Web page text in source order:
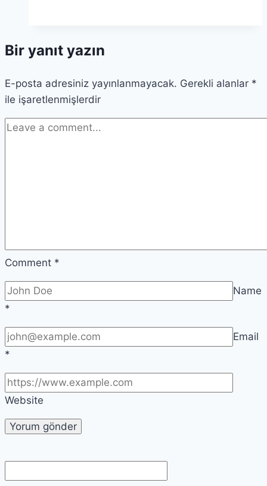
Bir yanıt yazın
E-posta adresiniz yayınlanmayacak. Gerekli alanlar *
ile işaretlenmişlerdir
Comment *
Name
*
Email
*
Website